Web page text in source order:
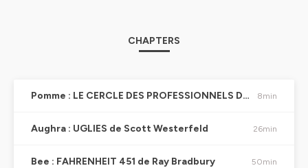
CHAPTERS
Pomme : LE CERCLE DES PROFESSIONNELS DE L'INUTILE de Marie Klimis 8min
Aughra : UGLIES de Scott Westerfeld 26min
Bee : FAHRENHEIT 451 de Ray Bradbury 50min